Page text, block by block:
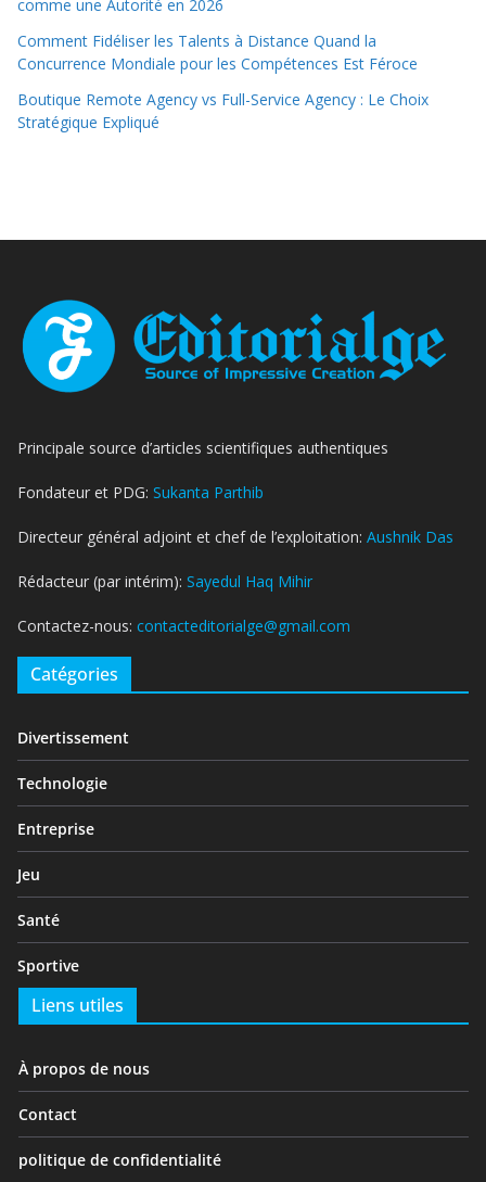
comme une Autorité en 2026
Comment Fidéliser les Talents à Distance Quand la
Concurrence Mondiale pour les Compétences Est Féroce
Boutique Remote Agency vs Full-Service Agency : Le Choix
Stratégique Expliqué
Principale source d’articles scientifiques authentiques
Fondateur et PDG: Sukanta Parthib
Directeur général adjoint et chef de l’exploitation: Aushnik Das
Rédacteur (par intérim): Sayedul Haq Mihir
Contactez-nous: contacteditorialge@gmail.com
Catégories
Divertissement
Technologie
Entreprise
Jeu
Santé
Sportive
Liens utiles
À propos de nous
Contact
politique de confidentialité